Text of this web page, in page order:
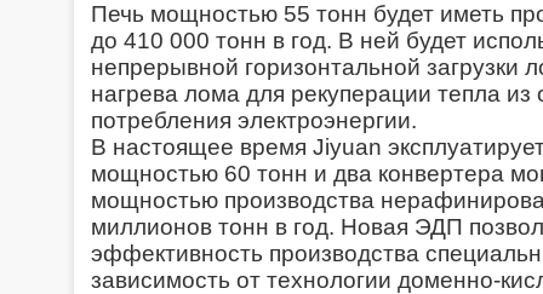
Печь мощностью 55 тонн будет иметь
до 410 000 тонн в год. В ней будет
непрерывной горизонтальной загрузки
нагрева лома для рекуперации тепла
потребления электроэнергии.
В настоящее время Jiyuan
мощностью 60 тонн и два конвертера
мощностью производства
миллионов тонн в год. Новая ЭДП
эффективность производства
зависимость от технологии доменно-